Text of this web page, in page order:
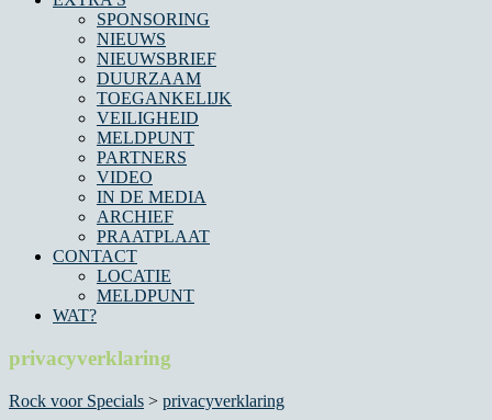
SPONSORING
NIEUWS
NIEUWSBRIEF
DUURZAAM
TOEGANKELIJK
VEILIGHEID
MELDPUNT
PARTNERS
VIDEO
IN DE MEDIA
ARCHIEF
PRAATPLAAT
CONTACT
LOCATIE
MELDPUNT
WAT?
privacyverklaring
Rock voor Specials > privacyverklaring